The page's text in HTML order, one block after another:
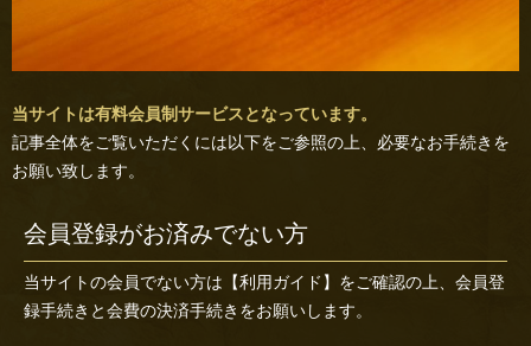
当サイトは有料会員制サービスとなっています。
記事全体をご覧いただくには以下をご参照の上、必要なお手続きを
お願い致します。
会員登録がお済みでない方
当サイトの会員でない方は 【利用ガイド】 をご確認の上、会員登
録手続きと会費の決済手続きをお願いします。